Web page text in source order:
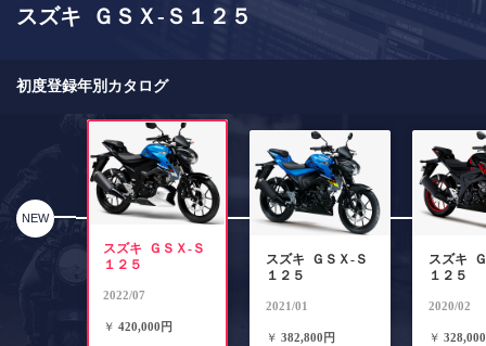
スズキ ＧＳＸ-Ｓ１２５
初度登録年別カタログ
NEW
スズキ ＧＳＸ-Ｓ
１２５
2022/07
￥ 420,000円
スズキ ＧＳＸ-Ｓ
１２５
2021/01
￥ 382,800円
スズキ
１２５
2020/02
￥